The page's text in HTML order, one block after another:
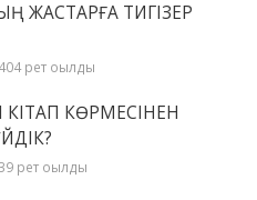
ЖАСТАРҒА ТИГІЗЕР
рет оқылды
КӨРМЕСІНЕН
рет оқылды